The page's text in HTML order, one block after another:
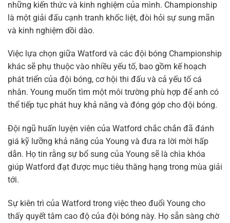
những kiến thức và kinh nghiệm của mình. Championship
là một giải đấu cạnh tranh khốc liệt, đòi hỏi sự sung mãn
và kinh nghiệm dồi dào.
Việc lựa chọn giữa Watford và các đội bóng Championship
khác sẽ phụ thuộc vào nhiều yếu tố, bao gồm kế hoạch
phát triển của đội bóng, cơ hội thi đấu và cả yếu tố cá
nhân. Young muốn tìm một môi trường phù hợp để anh có
thể tiếp tục phát huy khả năng và đóng góp cho đội bóng.
Đội ngũ huấn luyện viên của Watford chắc chắn đã đánh
giá kỹ lưỡng khả năng của Young và đưa ra lời mời hấp
dẫn. Họ tin rằng sự bổ sung của Young sẽ là chìa khóa
giúp Watford đạt được mục tiêu thăng hạng trong mùa giải
tới.
Sự kiên trì của Watford trong việc theo đuổi Young cho
thấy quyết tâm cao độ của đội bóng này. Họ sẵn sàng chờ